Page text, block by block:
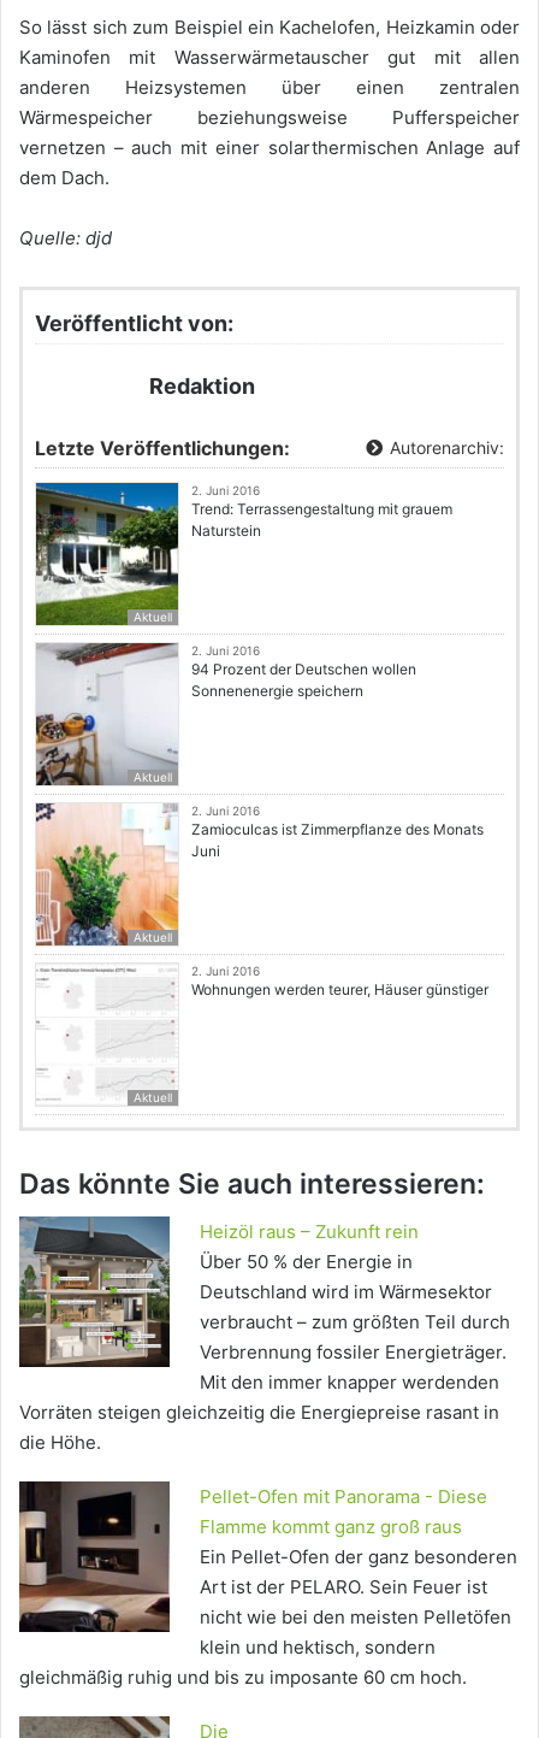
So lässt sich zum Beispiel ein Kachelofen, Heizkamin oder
Kaminofen mit Wasserwärmetauscher gut mit allen
anderen Heizsystemen über einen zentralen
Wärmespeicher beziehungsweise Pufferspeicher
vernetzen – auch mit einer solarthermischen Anlage auf
dem Dach.
Quelle: djd
Veröffentlicht von:
Redaktion
Letzte Veröffentlichungen: Autorenarchiv:
Aktuell
2. Juni 2016
Trend: Terrassengestaltung mit grauem
Naturstein
Aktuell
2. Juni 2016
94 Prozent der Deutschen wollen
Sonnenenergie speichern
Aktuell
2. Juni 2016
Zamioculcas ist Zimmerpflanze des Monats
Juni
Aktuell
2. Juni 2016
Wohnungen werden teurer, Häuser günstiger
Das könnte Sie auch interessieren:
Heizöl raus – Zukunft rein
Über 50 % der Energie in
Deutschland wird im Wärmesektor
verbraucht – zum größten Teil durch
Verbrennung fossiler Energieträger.
Mit den immer knapper werdenden
Vorräten steigen gleichzeitig die Energiepreise rasant in
die Höhe.
Pellet-Ofen mit Panorama - Diese
Flamme kommt ganz groß raus
Ein Pellet-Ofen der ganz besonderen
Art ist der PELARO. Sein Feuer ist
nicht wie bei den meisten Pelletöfen
klein und hektisch, sondern
gleichmäßig ruhig und bis zu imposante 60 cm hoch.
Die